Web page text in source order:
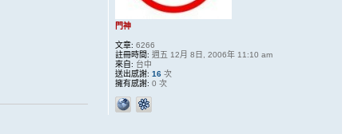
門神
文章: 6266
註冊時間: 週五 12月 8日, 2006年 11:10 am
來自: 台中
送出感謝: 16次
擁有感謝: 0 次